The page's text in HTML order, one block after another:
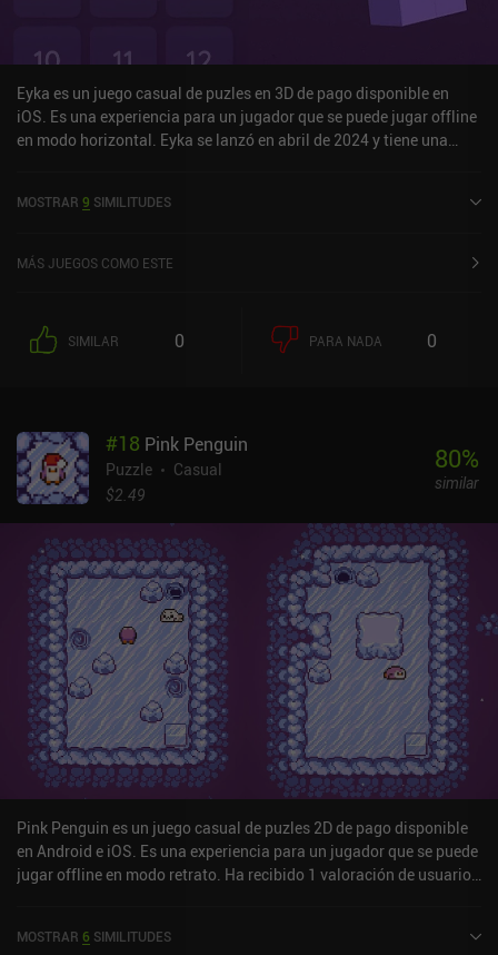
Eyka es un juego casual de puzles en 3D de pago disponible en
iOS. Es una experiencia para un jugador que se puede jugar offline
en modo horizontal. Eyka se lanzó en abril de 2024 y tiene una
MOSTRAR 9 SIMILITUDES
MÁS JUEGOS COMO ESTE
SIMILAR 0 PARA NADA 0
#18 Pink Penguin
Puzzle
Casual
$2.49
80%
similar
Pink Penguin es un juego casual de puzles 2D de pago disponible
en Android e iOS. Es una experiencia para un jugador que se puede
jugar offline en modo retrato. Ha recibido 1 valoración de usuario
Store.
MOSTRAR 6 SIMILITUDES